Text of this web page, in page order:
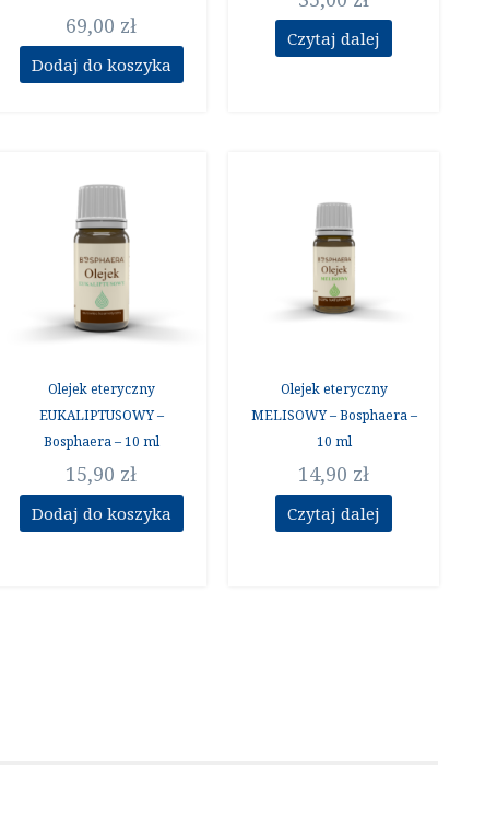
69,00 zł
Dodaj do koszyka
Czytaj dalej
Olejek eteryczny
EUKALIPTUSOWY –
Bosphaera – 10 ml
15,90 zł
Dodaj do koszyka
Olejek eteryczny
MELISOWY – Bosphaera –
10 ml
14,90 zł
Czytaj dalej